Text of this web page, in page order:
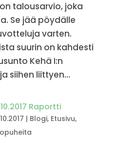
talousarvio, joka
Se jää pöydälle
varten.
suurin on kahdesti
Kehä I:n
siihen liittyen...
Raportti
| Blogi, Etusivu,